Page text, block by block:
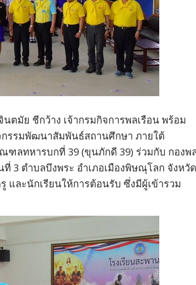
ตมัย ชีกว้าง เจ้ากรมกิจการพลเรือน พร้อม
รรมพัฒนาสัมพันธ์สถานศึกษา ภายใต้
ฑลทหารบกที่ 39 (ขุนภักดี 39) ร่วมกับ กองพ
3 ตำบลบึงพระ อำเภอเมืองพิษณุโลก จังหวัด
ละนักเรียนให้การต้อนรับ ซึ่งมีผู้เข้ารวม